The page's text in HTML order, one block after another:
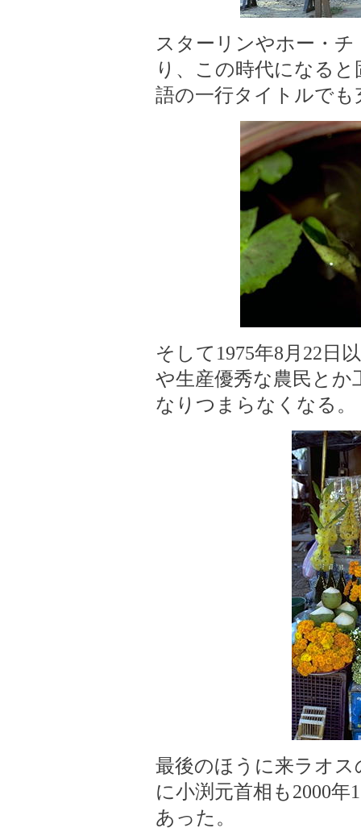
スターリンやホー・
り、この時代になる
語の一行タイトルでも
そして1975年8月22日
や生産優秀な農民とか
なりつまらなくなる。
最後のほうに来ラオ
に小渕元首相も2000
あった。